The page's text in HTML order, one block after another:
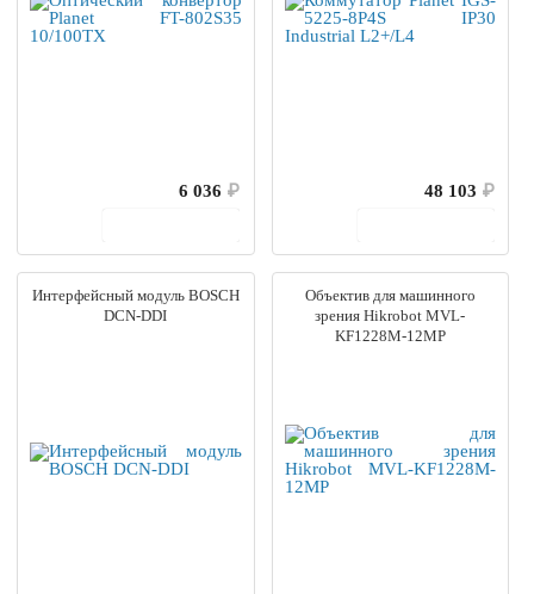
6 036 ₽
48 103 ₽
Интерфейсный модуль BOSCH
DCN-DDI
Объектив для машинного
зрения Hikrobot MVL-
KF1228M-12MP